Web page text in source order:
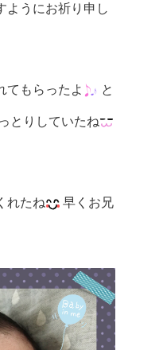
ようにお祈り申し
てもらったよ と
とりしていたね
れたね 早くお兄